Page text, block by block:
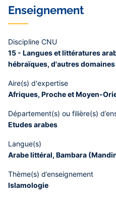
Enseignement
Discipline CNU
15 - Langues et littératures
hébraïques, d'autres
Aire(s) d'expertise
Afriques, Proche et Moyen-
Département(s) ou filière(s)
Etudes arabes
Langue(s)
Arabe littéral, Bambara
Thème(s) d’enseignement
Islamologie